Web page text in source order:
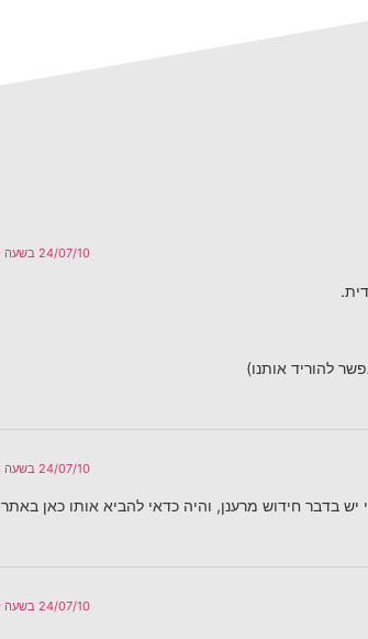
24/07/10 בשעה 22:59
להוריד אותנו)
24/07/10 בשעה 23:08
בדבר חידוש מרענן, והיה כדאי להביא אותו כאן באתר
24/07/10 בשעה 23:29